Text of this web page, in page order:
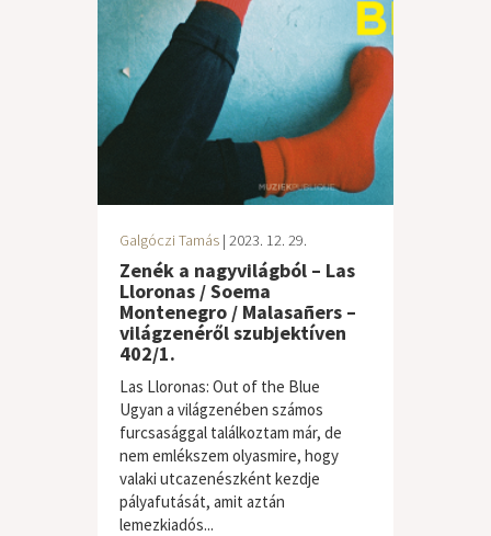
Galgóczi Tamás | 2023. 12. 29.
Zenék a nagyvilágból – Las
Lloronas / Soema
Montenegro / Malasañers –
világzenéről szubjektíven
402/1.
Las Lloronas: Out of the Blue
Ugyan a világzenében számos
furcsasággal találkoztam már, de
nem emlékszem olyasmire, hogy
valaki utcazenészként kezdje
pályafutását, amit aztán
lemezkiadós...
világzene / folk